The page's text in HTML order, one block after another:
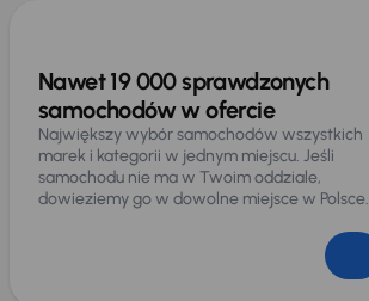
Nawet 19 000 sprawdzonych
samochodów w ofercie
Największy wybór samochodów wszystkich
marek i kategorii w jednym miejscu. Jeśli
samochodu nie ma w Twoim oddziale,
dowieziemy go w dowolne miejsce w Polsce.